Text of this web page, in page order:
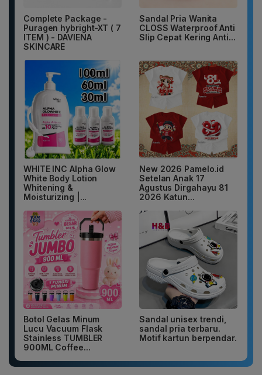
Complete Package -
Puragen hybright-XT ( 7
ITEM ) - DAVIENA
SKINCARE
Sandal Pria Wanita
CLOSS Waterproof Anti
Slip Cepat Kering Anti...
WHITE INC Alpha Glow
White Body Lotion
Whitening &
Moisturizing |...
New 2026 Pamelo.id
Setelan Anak 17
Agustus Dirgahayu 81
2026 Katun...
Botol Gelas Minum
Lucu Vacuum Flask
Stainless TUMBLER
900ML Coffee...
Sandal unisex trendi,
sandal pria terbaru.
Motif kartun berpendar.